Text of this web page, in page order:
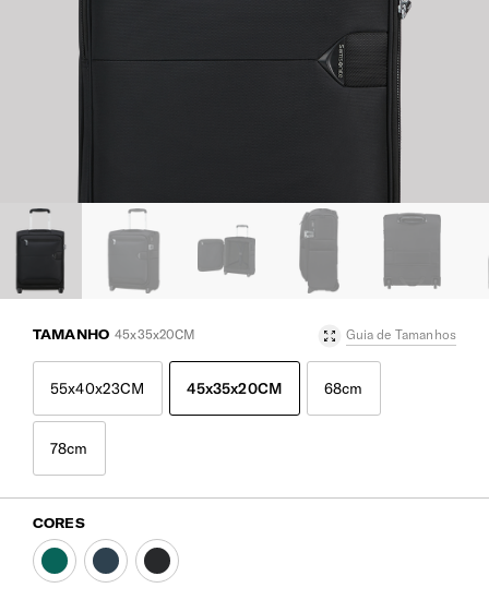
TAMANHO 45x35x20CM Guia de Tamanhos
55x40x23CM 45x35x20CM 68cm
78cm
CORES